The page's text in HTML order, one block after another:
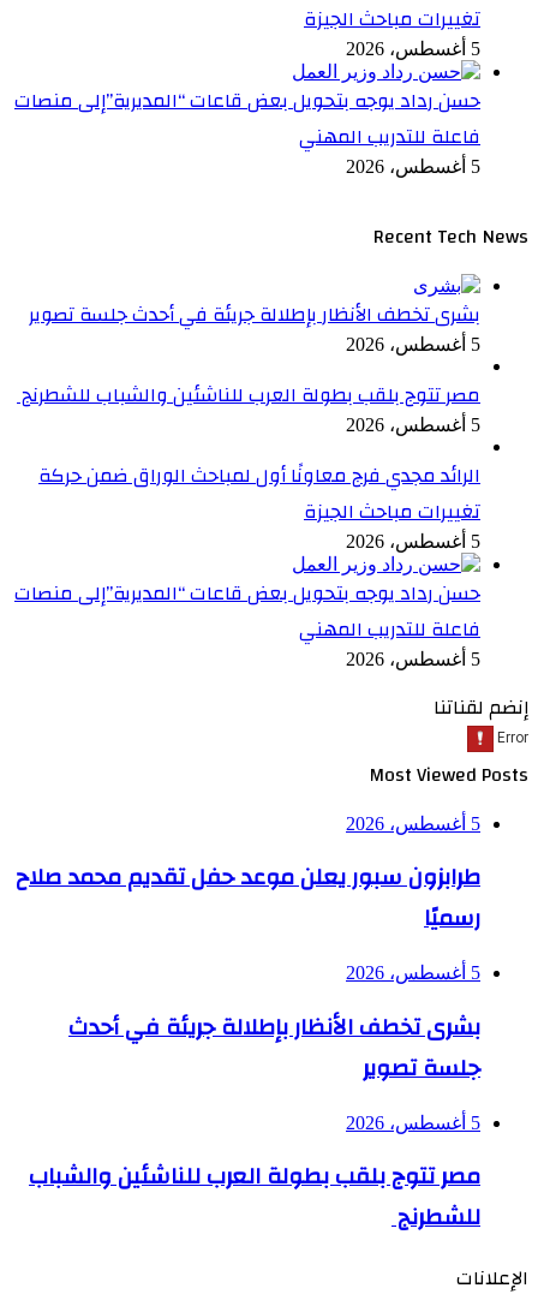
تغييرات مباحث الجيزة
5 أغسطس، 2026
حسن رداد يوجه بتحويل بعض قاعات “المديرية”إلى منصات
فاعلة للتدريب المهني
5 أغسطس، 2026
Recent Tech News
بشرى تخطف الأنظار بإطلالة جريئة في أحدث جلسة تصوير
5 أغسطس، 2026
مصر تتوج بلقب بطولة العرب للناشئين والشباب للشطرنج
5 أغسطس، 2026
الرائد مجدي فرج معاونًا أول لمباحث الوراق ضمن حركة
تغييرات مباحث الجيزة
5 أغسطس، 2026
حسن رداد يوجه بتحويل بعض قاعات “المديرية”إلى منصات
فاعلة للتدريب المهني
5 أغسطس، 2026
إنضم لقناتنا
Most Viewed Posts
5 أغسطس، 2026
طرابزون سبور يعلن موعد حفل تقديم محمد صلاح
رسميًا
5 أغسطس، 2026
بشرى تخطف الأنظار بإطلالة جريئة في أحدث
جلسة تصوير
5 أغسطس، 2026
مصر تتوج بلقب بطولة العرب للناشئين والشباب
للشطرنج
الإعلانات